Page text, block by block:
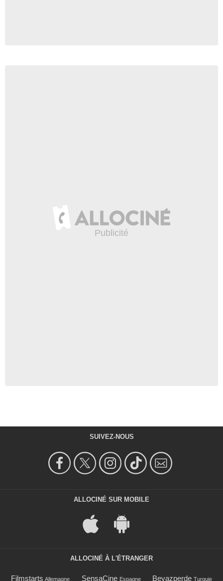
SUIVEZ-NOUS
ALLOCINÉ SUR MOBILE
ALLOCINÉ À L'ÉTRANGER
Filmstarts Allemagne SensaCine Espagne Beyazperde Turquie